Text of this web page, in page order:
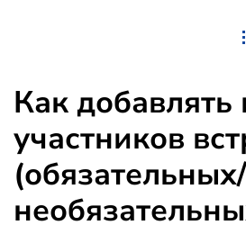
Как добавлять
участников
(обязательных/